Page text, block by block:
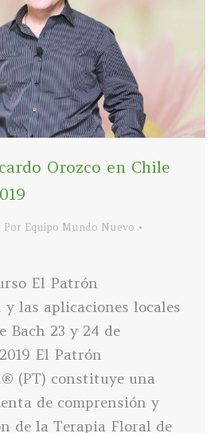
Orozco en Chile
Por Equipo Mundo Nuevo
El Patrón
las aplicaciones locales
Bach 23 y 24 de
El Patrón
(PT) constituye una
de comprensión y
de la Terapia Floral de